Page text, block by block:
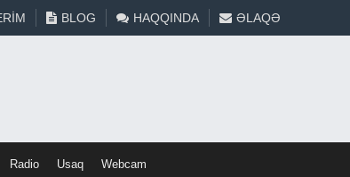
BLOG HAQQINDA ƏLAQƏ
Radio Usaq Webcam